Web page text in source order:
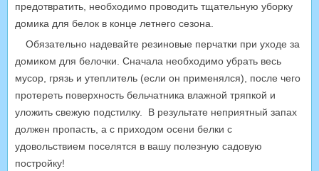
предотвратить, необходимо проводить тщательную уборку
домика для белок в конце летнего сезона.
Обязательно надевайте резиновые перчатки при уходе за
домиком для белочки. Сначала необходимо убрать весь
мусор, грязь и утеплитель (если он применялся), после чего
протереть поверхность бельчатника влажной тряпкой и
уложить свежую подстилку. В результате неприятный запах
должен пропасть, а с приходом осени белки с
удовольствием поселятся в вашу полезную садовую
постройку!